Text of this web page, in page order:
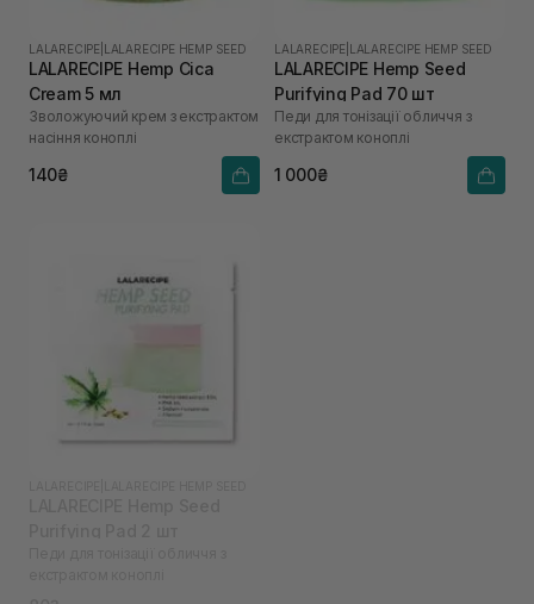
LALARECIPE LALARECIPE HEMP SEED
LALARECIPE Hemp Cica
Cream 5 мл
Зволожуючий крем з екстрактом
насіння коноплі
140₴
LALARECIPE LALARECIPE HEMP SEED
LALARECIPE Hemp Seed
Purifying Pad 70 шт
Педи для тонізації обличчя з
екстрактом коноплі
1 000₴